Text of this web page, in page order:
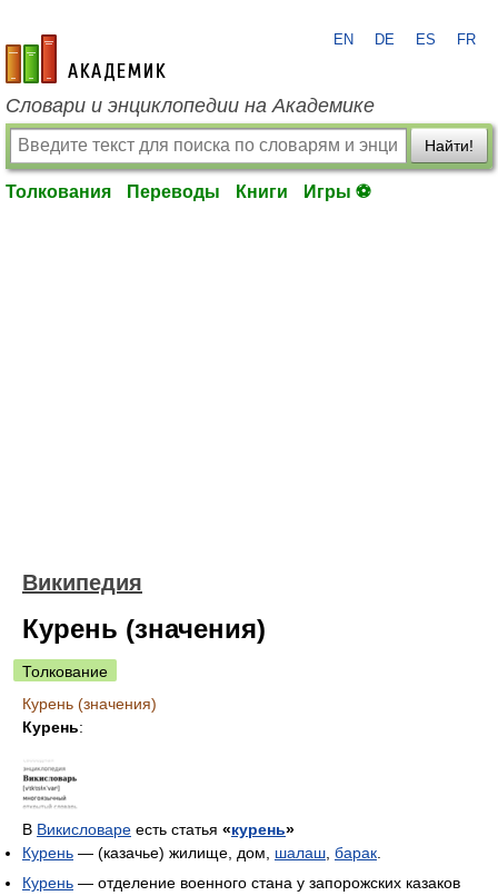
academic.ru
EN DE ES FR
Словари и энциклопедии на Академике
Найти!
Толкования Переводы Книги Игры ⚽
Википедия
Курень (значения)
Толкование
Курень (значения)
Курень:
В Викисловаре есть статья «курень»
Курень — (казачье) жилище, дом, шалаш барак
Курень — отделение военного стана у запорожских казаков